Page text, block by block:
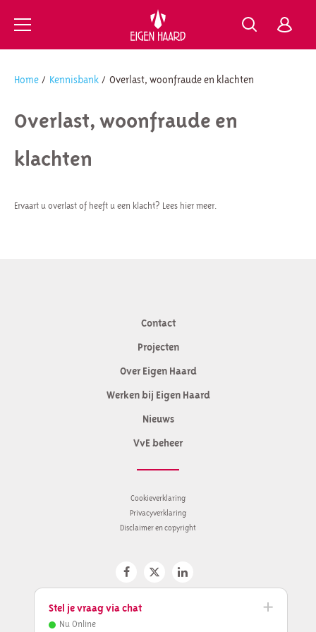
https://www.eigenhaard.nl
Ga naar Hoofd
Home Kennisbank Overlast, woonfraude en klachten
Overlast, woonfraude en
klachten
Ervaart u overlast of heeft u een klacht? Lees hier meer.
Contact
Projecten
Over Eigen Haard
Werken bij Eigen Haard
Nieuws
VvE beheer
Cookieverklaring
Privacyverklaring
Disclaimer en copyright
Stel je vraag via chat
Nu Online